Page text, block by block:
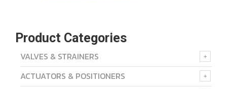
Product Categories
VALVES & STRAINERS
ACTUATORS & POSITIONERS